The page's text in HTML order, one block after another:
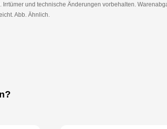
Irrtümer und technische Änderungen vorbehalten.
Abb. Ähnlich.